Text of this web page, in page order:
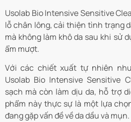
Usolab Bio Intensive Sensitive
lỗ chân lông, cải thiện tình trạng
mà không làm khô da sau khi sử
ẩm mượt.
Với các chiết xuất tự nhiên
Usolab Bio Intensive Sensitive
sạch mà còn làm dịu da, hỗ trợ
phẩm này thực sự là một lựa
đang gặp vấn đề về da dầu và mụn.